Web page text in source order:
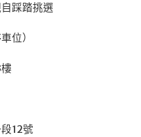
踩踏挑選
位）
12號